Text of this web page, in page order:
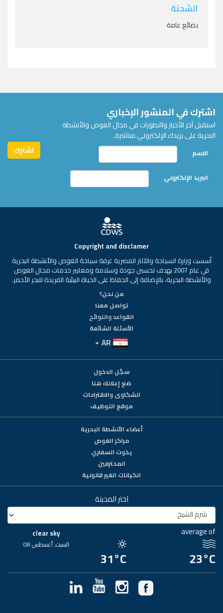
الشحنة
بضائع عامة
اشترك في المنشور الإخباري
استقبل آخر الأخبار والتطورات في مجال الغوص والأنشطة
البحرية على بريدك الإلكتروني مباشرة.
الاسم
البريد الإلكتروني
Copyright and disclamer
أسست وزارة السياحة والآثار المصرية غرفة سياحة الغوص والأنشطة البحرية
في عام 2007 بهدف تحسين جودة وسلامة ومعايير خدمات مجال الغوص
والأنشطة البحرية، بالإضافة إلى الحفاظ على الحياة البيئية الفريدة للبحر الأحمر.
من نحن؟
تواصل معنا
القواعد واللوائح
الأسئلة الشائعة
سجّل الدخول
ضع إعلانك هنا
الشكاوى والاقتراحات
موقع التوظيف
أعضاء الأنشطة البحرية
مراكز الغوص
يخوت السفاري
المحترفين
الكيانات الغير قانونية
اختر المدينة
average of
23°C
31°C
clear sky
السبت, أغسطس 08